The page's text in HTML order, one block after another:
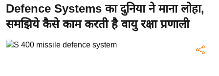
ख
र
रा
Defence Systems का दुनिया ने माना लोहा,
समझिये कैसे काम करती है वायु रक्षा प्रणाली